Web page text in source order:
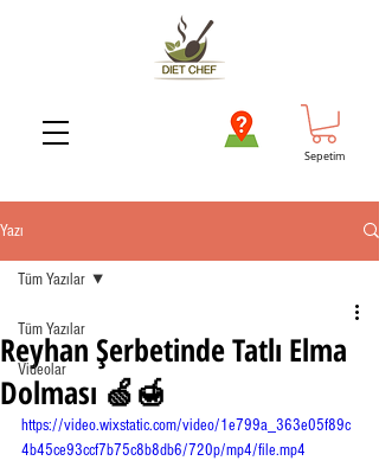
Sepetim
Yazı
Tüm Yazılar
Videolar
Tüm Yazılar
Reyhan Şerbetinde Tatlı Elma
Dolması 🍏🍯
https://video.wixstatic.com/video/1e799a_363e05f89c
4b45ce93ccf7b75c8b8db6/720p/mp4/file.mp4